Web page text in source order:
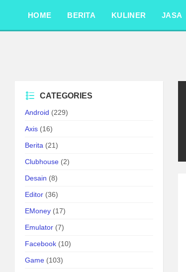
sidebar
HOME BERITA KULINER JASA
CATEGORIES
Android (229)
Axis (16)
Berita (21)
Clubhouse (2)
Desain (8)
Editor (36)
EMoney (17)
Emulator (7)
Facebook (10)
Game (103)